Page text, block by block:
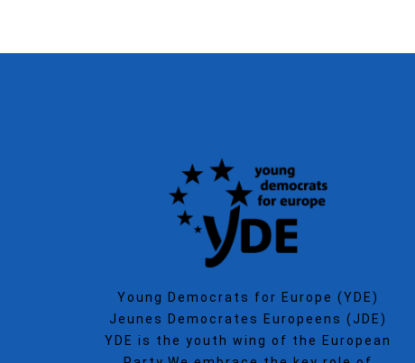
Young Democrats for Europe (YDE)
Jeunes Democrates Europeens (JDE)
YDE is the youth wing of the European